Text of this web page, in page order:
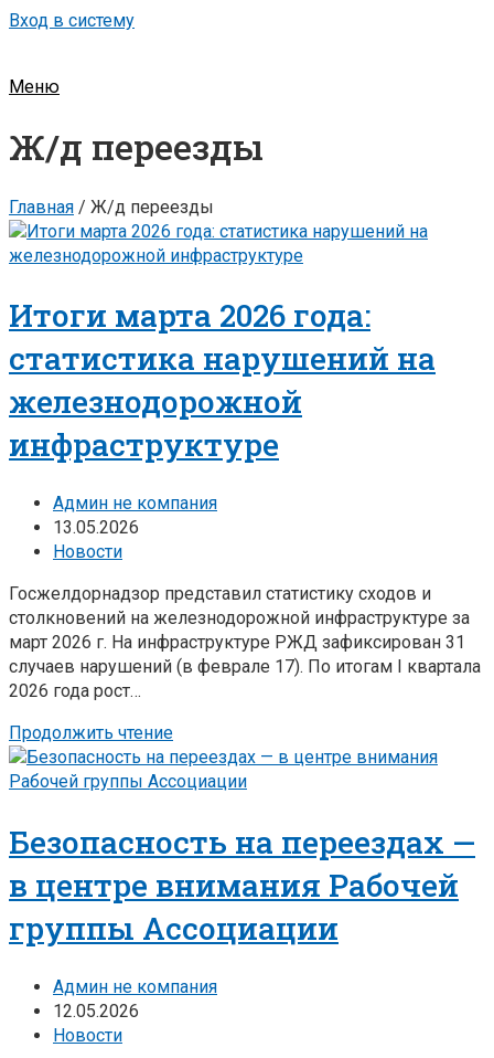
Вход в систему
Меню
Ж/д переезды
Главная / Ж/д переезды
Итоги марта 2026 года:
статистика нарушений на
железнодорожной
инфраструктуре
Админ не компания
13.05.2026
Новости
Госжелдорнадзор представил статистику сходов и
столкновений на железнодорожной инфраструктуре за
март 2026 г. На инфраструктуре РЖД зафиксирован 31
случаев нарушений (в феврале 17). По итогам I квартала
2026 года рост…
Продолжить чтение
Безопасность на переездах —
в центре внимания Рабочей
группы Ассоциации
Админ не компания
12.05.2026
Новости